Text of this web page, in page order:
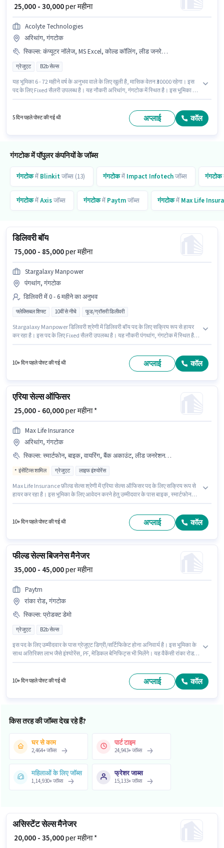
₹ 25,000 - 30,000per महीना
Acolyte Technologies
अरिथांग, गंगटोक
स्किल्स: कंप्यूटर नॉलेज, MS Excel, कोल्ड कॉलिंग, लीड जनरेशन, वायरिंग
ग्रेजुएट B2b सेल्स
यह भूमिका 6 - 72 महीने वर्ष के अनुभव वाले के लिए खुली है, मासिक वेतन ₹30000 रहेगा। इस
पद के लिए Fixed सैलरी उपलब्ध है। यह नौकरी अरिथांग, गंगटोक में स्थित है। इस भूमिका के
मार्केटिंग एग्जीक्यूटिव पद के लिए सक्रिय रूप से हायर कर रहा है। इस भूमिका के साथ
5 दिन पहले पोस्ट की गई थी अप्लाई कॉल
गंगटोक में पॉपुलर कंपनियों के जॉब्स
गंगटोकमें Blinkitजॉब्स (13) गंगटोकमें Impact Infotechजॉब्स गंगटोक
गंगटोकमेंAxisजॉब्स गंगटोकमें Paytmजॉब्स गंगटोकमें Max Life
डिलिवरी बॉय
₹ 75,000 - 85,000per महीना
Stargalaxy Manpower
पंगथांग, गंगटोक
डिलिवरी में 0 - 6 महीने का अनुभव
फ्लेक्सिबल शिफ्ट 10वीं से नीचे फूड/ग्रॉसरी डिलीवरी
Stargalaxy Manpower डिलिवरी श्रेणी में डिलिवरी बॉय पद के लिए सक्रिय रूप से हायर
कर रहा है। इस पद के लिए Fixed सैलरी उपलब्ध है। यह नौकरी पंगथांग, गंगटोक में स्थित है।
10+ दिन पहले पोस्ट की गई थी अप्लाई कॉल
एरिया सेल्स ऑफिसर
₹ 25,000 - 60,000per महीना *
Max Life Insurance
अरिथांग, गंगटोक
स्किल्स: स्मार्टफोन, बाइक, वायरिंग, बैंक अकाउंट, लीड जनरेशन, आधार कार्ड, एरिया नॉलेज, PAN कार्ड
इंसेंटिव्स शामिल ग्रेजुएट लाइफ इंश्योरेंस
Max Life Insurance फ़ील्ड सेल्स श्रेणी में एरिया सेल्स ऑफिसर पद के लिए सक्रिय रूप से
हायर कर रहा है। इस भूमिका के लिए आवेदन करने हेतु उम्मीदवार के पास बाइक, स्मार्टफोन
ग्रेजुएट डिग्री/सर्टिफिकेट होना अनिवार्य है। इस भूमिका में Fixed + Incentives वेतन
10+ दिन पहले पोस्ट की गई थी अप्लाई कॉल
फील्ड सेल्स बिजनेस मैनेजर
₹ 35,000 - 45,000per महीना
Paytm
रांका रोड, गंगटोक
स्किल्स: प्रोडक्ट डेमो
ग्रेजुएट B2b सेल्स
इस पद के लिए उम्मीदवार के पास ग्रेजुएट डिग्री/सर्टिफिकेट होना अनिवार्य है। इस भूमिका के
साथ अतिरिक्त लाभ जैसे इंश्योरेंस, PF, मेडिकल बेनिफिट्स भी मिलेंगे। यह वैकेंसी रांका रोड,
है।
10+ दिन पहले पोस्ट की गई थी अप्लाई कॉल
किस तरह की जॉब्स देख रहे हैं?
घर से काम
2,464+जॉब्स
पार्ट टाइम
24,943+जॉब्स
महिलाओं के लिए जॉब्स
1,14,930+जॉब्स
फ्रेशर जाब्स
15,133+जॉब्स
असिस्टेंट सेल्स मैनेजर
₹ 20,000 - 35,000per महीना *